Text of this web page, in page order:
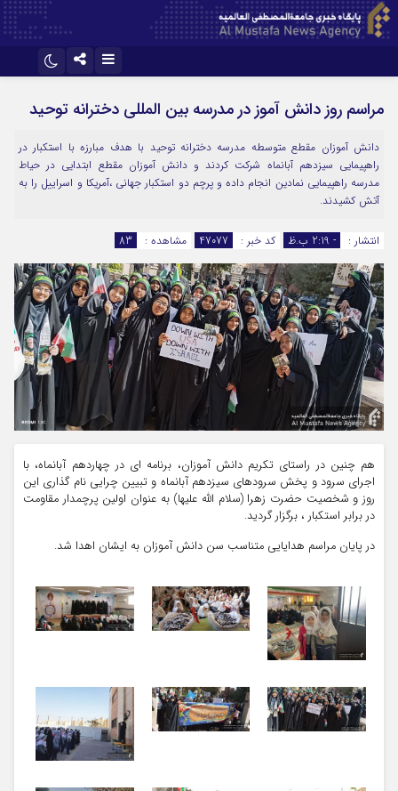
مراسم روز دانش آموز در مدرسه بین المللی دخترانه توحید
دانش آموزان مقطع متوسطه مدرسه دخترانه توحید با هدف مبارزه با استکبار در
راهپیمایی سیزدهم آبانماه شرکت کردند و دانش آموزان مقطع ابتدایی در حیاط
مدرسه راهپیمایی نمادین انجام داده و پرچم دو استکبار جهانی ،آمریکا و اسراییل را به
آتش کشیدند.
انتشار : - 2:19 ب.ظ کد خبر : 47077 مشاهده : 83
هم چنین در راستای تکریم دانش آموزان، برنامه ای در چهاردهم آبانماه، با
اجرای سرود و پخش سرودهای سیزدهم آبانماه و تبیین چرایی نام گذاری این
روز و شخصیت حضرت زهرا (سلام الله علیها) به عنوان اولین پرچمدار مقاومت
در برابر استکبار ، برگزار گردید.
در پایان مراسم هدایایی متناسب سن دانش آموزان به ایشان اهدا شد.